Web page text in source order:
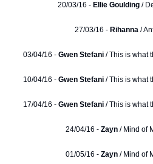
20/03/16 - Ellie Goulding /
27/03/16 - Rihanna /
03/04/16 - Gwen Stefani / This is what
10/04/16 - Gwen Stefani / This is what
17/04/16 - Gwen Stefani / This is what
24/04/16 - Zayn / Mind of
01/05/16 - Zayn / Mind of